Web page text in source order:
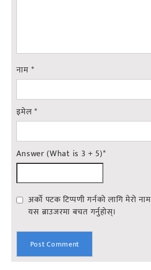
नाम *
इमेल*
Answer (What is 3 + 5)*
अर्को पटक टिप्पणी गर्नको लागि मेरो
यस ब्राउजरमा बचत गर्नुहोस्।